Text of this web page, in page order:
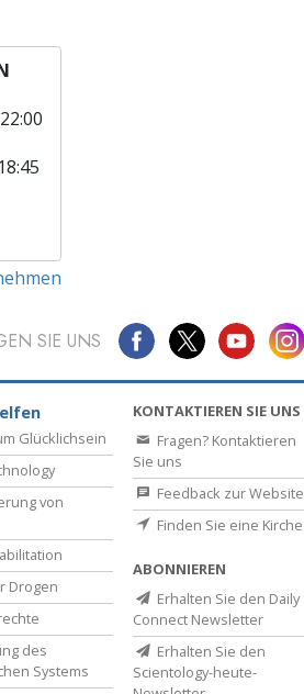
SIE UNS
Glücklichsein
von
Drogen
des
Systems
KONTAKTIEREN SIE UNS
Fragen? Kontaktieren
Sie uns
Feedback zur Website
Finden Sie eine Kirche
ABONNIEREN
Erhalten Sie den Daily
Connect Newsletter
Erhalten Sie den
Scientology-heute-